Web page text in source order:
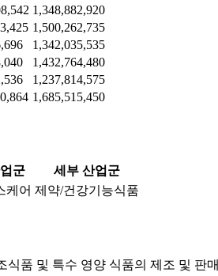
1,348,882,920
1,500,262,735
1,342,035,535
1,432,764,480
1,237,814,575
1,685,515,450
군
세부 산업군
케어 제약/건강기능식품
품 및 특수 영양 식품의 제조 및 판